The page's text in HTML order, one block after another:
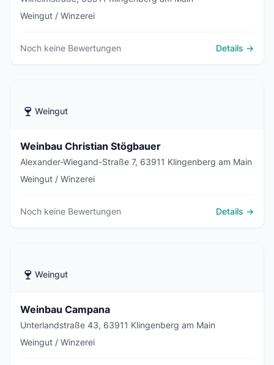
Weingut / Winzerei
Noch keine Bewertungen Details →
🍷 Weingut
Weinbau Christian Stögbauer
Alexander-Wiegand-Straße 7, 63911 Klingenberg am Main
Weingut / Winzerei
Noch keine Bewertungen Details →
🍷 Weingut
Weinbau Campana
Unterlandstraße 43, 63911 Klingenberg am Main
Weingut / Winzerei